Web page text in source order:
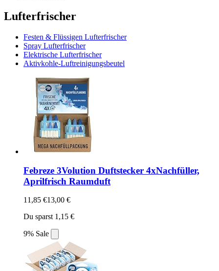
Lufterfrischer
Festen & Flüssigen Lufterfrischer
Spray Lufterfrischer
Elektrische Lufterfrischer
Aktivkohle-Luftreinigungsbeutel
Febreze 3Volution Duftstecker 4xNachfüller,
Aprilfrisch Raumduft
11,85 €13,00 €
Du sparst 1,15 €
9% Sale